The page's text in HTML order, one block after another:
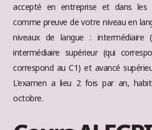
accepté en entreprise et dans les
comme preuve de votre niveau en
niveaux de langue : intermédiaire
intermédiaire supérieur (qui
correspond au C1) et avancé
L'examen a lieu 2 fois par an,
octobre.